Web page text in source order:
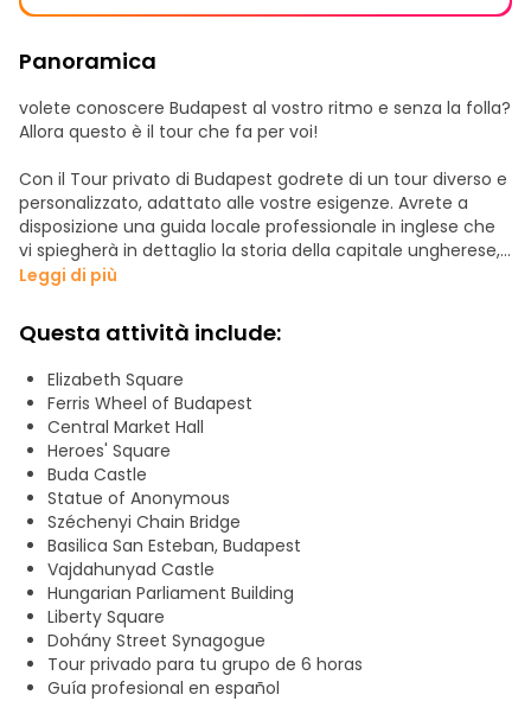
Panoramica
volete conoscere Budapest al vostro ritmo e senza la folla?
Allora questo è il tour che fa per voi!
Con il Tour privato di Budapest godrete di un tour diverso e
personalizzato, adattato alle vostre esigenze. Avrete a
disposizione una guida locale professionale in inglese che
vi spiegherà in dettaglio la storia della capitale ungherese,
gli elementi artistici e architettonici, gli aneddoti, le
di gruppo, di luoghi consigliati per mangiare o fare
shopping a Budapest? Contate sulla vostra guida!
Oltre a visitare e spiegare i monumenti, le piazze, le strade,
gli edifici e i luoghi più importanti di Budapest, avrete la
possibilità di scegliere il punto di incontro per il prelievo nel
centro storico della città. Basta comunicarcelo e la guida
vi aspetterà nel luogo concordato.
Non perdete l'occasione di conoscere Budapest in modo
così intenso ed esclusivo. Verificate la disponibilità e i prezzi
e prenotate il prima possibile, poiché i posti sono limitati, vi
aspettiamo!
Leggi di più
Questa attività include:
Elizabeth Square
Ferris Wheel of Budapest
Central Market Hall
Heroes' Square
Buda Castle
Statue of Anonymous
Széchenyi Chain Bridge
Basilica San Esteban, Budapest
Vajdahunyad Castle
Hungarian Parliament Building
Liberty Square
Dohány Street Synagogue
Tour privado para tu grupo de 6 horas
Guía profesional en español